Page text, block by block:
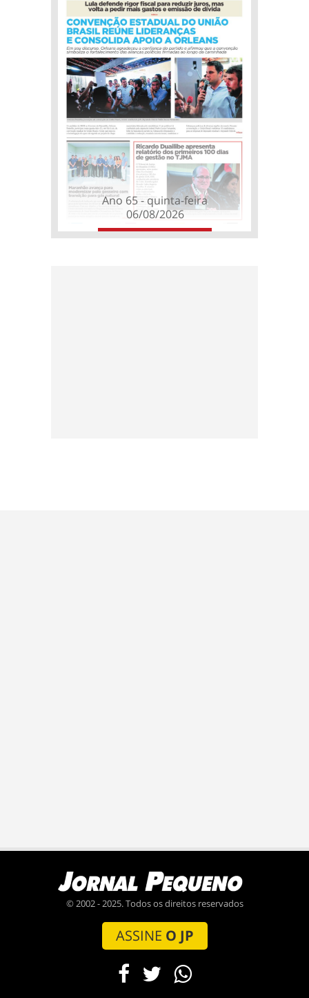
Ano 65 - quinta-feira
06/08/2026
© 2002 - 2025. Todos os direitos reservados
ASSINE O JP